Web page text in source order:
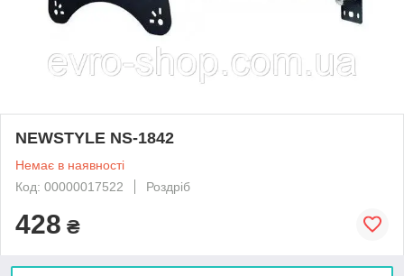
NEWSTYLE NS-1842
Немає в наявності
Код: 00000017522
Роздріб
428 ₴